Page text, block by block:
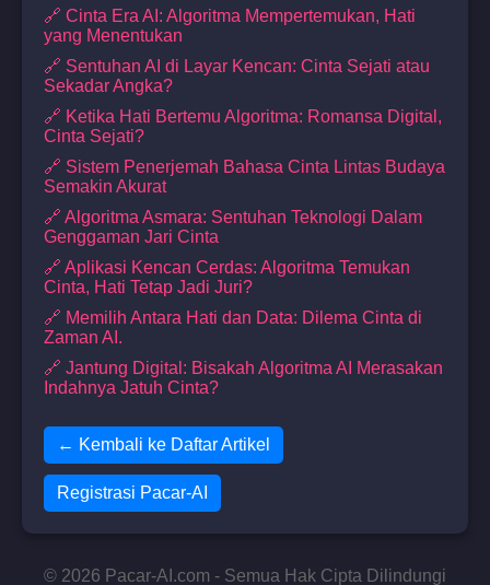
🔗 Cinta Era AI: Algoritma Mempertemukan, Hati
yang Menentukan
🔗 Sentuhan AI di Layar Kencan: Cinta Sejati atau
Sekadar Angka?
🔗 Ketika Hati Bertemu Algoritma: Romansa Digital,
Cinta Sejati?
🔗 Sistem Penerjemah Bahasa Cinta Lintas Budaya
Semakin Akurat
🔗 Algoritma Asmara: Sentuhan Teknologi Dalam
Genggaman Jari Cinta
🔗 Aplikasi Kencan Cerdas: Algoritma Temukan
Cinta, Hati Tetap Jadi Juri?
🔗 Memilih Antara Hati dan Data: Dilema Cinta di
Zaman AI.
🔗 Jantung Digital: Bisakah Algoritma AI Merasakan
Indahnya Jatuh Cinta?
← Kembali ke Daftar Artikel
Registrasi Pacar-AI
© 2026 Pacar-AI.com - Semua Hak Cipta Dilindungi